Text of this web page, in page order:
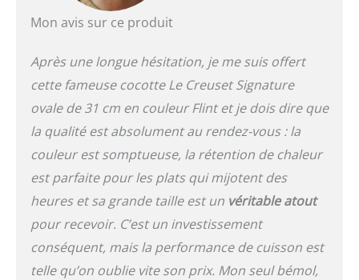
Mon avis sur ce produit
Après une longue hésitation, je me suis offert
cette fameuse cocotte Le Creuset Signature
ovale de 31 cm en couleur Flint et je dois dire que
la qualité est absolument au rendez-vous : la
couleur est somptueuse, la rétention de chaleur
est parfaite pour les plats qui mijotent des
heures et sa grande taille est un véritable atout
pour recevoir. C’est un investissement
conséquent, mais la performance de cuisson est
telle qu’on oublie vite son prix. Mon seul bémol,